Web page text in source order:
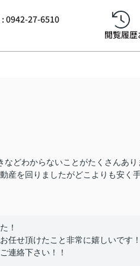
0942-27-6510
閲覧履歴
どわからないことがたくさんあり
産を回りましたがどこよりも安く
！
任せ頂けたこと非常に嬉しいです！
連絡下さい！！